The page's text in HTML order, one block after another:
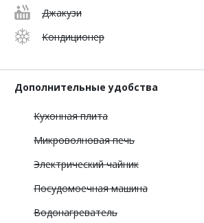
Джакузи
Кондиционер
Дополнительные удобства
Кухонная плита
Микроволновая печь
Электрический чайник
Посудомоечная машина
Водонагреватель